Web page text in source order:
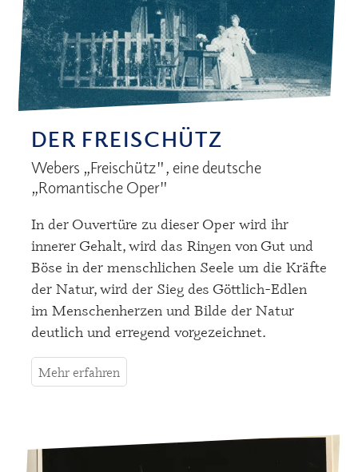
DER FREISCHÜTZ
Webers „Freischütz", eine deutsche
„Romantische Oper"
In der Ouvertüre zu dieser Oper wird ihr
innerer Gehalt, wird das Ringen von Gut und
Böse in der menschlichen Seele um die Kräfte
der Natur, wird der Sieg des Göttlich-Edlen
im Menschenherzen und Bilde der Natur
deutlich und erregend vorgezeichnet.
Mehr erfahren